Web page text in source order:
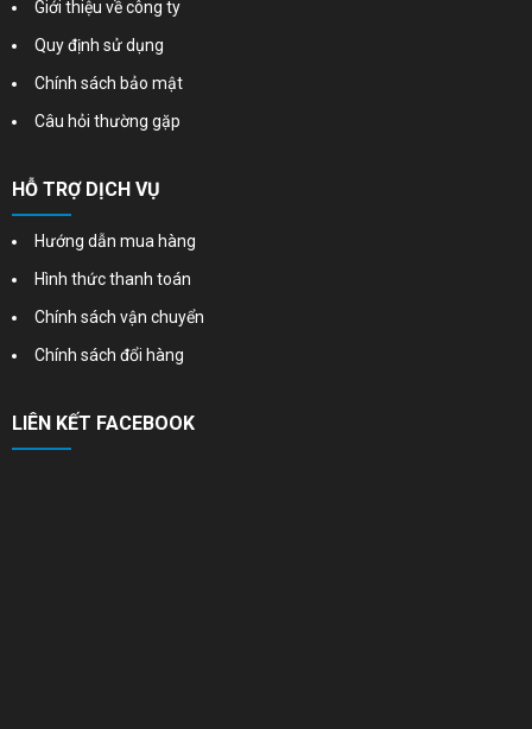
Giới thiệu về công ty
Quy định sử dụng
Chính sách bảo mật
Câu hỏi thường gặp
HỖ TRỢ DỊCH VỤ
Hướng dẫn mua hàng
Hình thức thanh toán
Chính sách vận chuyển
Chính sách đổi hàng
LIÊN KẾT FACEBOOK